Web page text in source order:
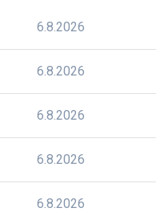
6.8.2026
6.8.2026
6.8.2026
6.8.2026
6.8.2026